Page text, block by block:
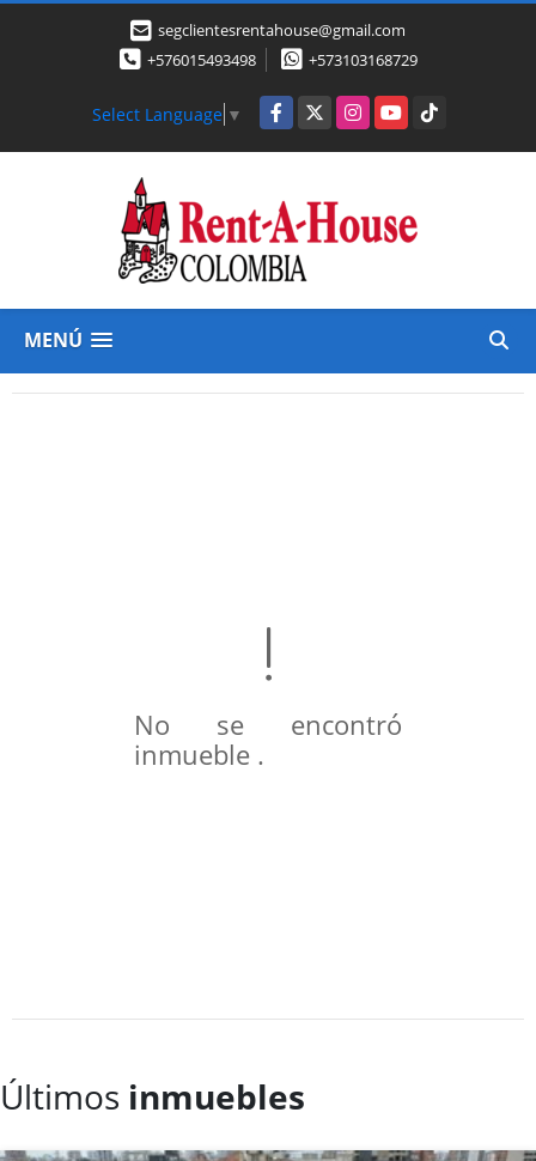
segclientesrentahouse@gmail.com
+576015493498
+573103168729
Select Language ▼ Facebook
X InstagramYouTubeTikTok
MENÚ
No se encontró
inmueble .
Últimos inmuebles